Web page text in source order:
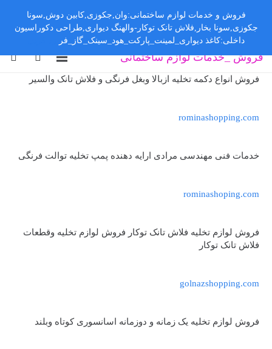
فروش _خدمات لوازم ساختمانی
فروش انواع دکمه تخلیه ازبالا وبغل فرنگی و فلاش تانک والسیر
rominashopping.com
خدمات فنی مهندسی مرادی ارایه دهنده پمپ تخلیه توالت فرنگی
rominashoping.com
فروش لوازم تخلیه فلاش تانک توکار فروش لوازم تخلیه وقطعات
فلاش تانک توکار
golnazshopping.com
فروش لوازم تخلیه یک زمانه و دوزمانه اسانسوری کوتاه وبلند
فروش و خدمات لوازم ساختمانی:وان,جکوزی,کابین دوش,سونا
جکوزی,سونا بخار,فلاش تانک توکار-والهنگ دیواری,طراحی دکوراسیون
داخلی:کاغذ دیواری_لمینت_پارکت_هود_سینک_گاز_فر